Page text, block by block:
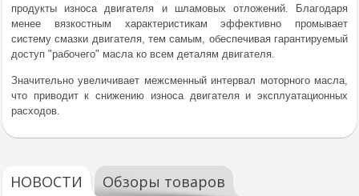
продукты износа двигателя и шламовых отложений. Благодаря
менее вязкостным характеристикам эффективно промывает
систему смазки двигателя, тем самым, обеспечивая гарантируемый
доступ "рабочего" масла ко всем деталям двигателя.
Значительно увеличивает межсменный интервал моторного масла,
что приводит к снижению износа двигателя и эксплуатационных
расходов.
НОВОСТИ Обзоры товаров